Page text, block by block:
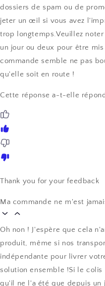
dossiers de spam ou de
jeter un œil si vous avez
trop longtemps.Veuillez
un jour ou deux pour être
commande semble ne pas
qu'elle soit en route !
Cette réponse a-t-elle
Thank you for your feedback
Ma commande ne m'est
Oh non ! J'espère que cela
produit, même si nos
indépendante pour livrer
solution ensemble !Si le
qu'il ne l'a été que depuis un